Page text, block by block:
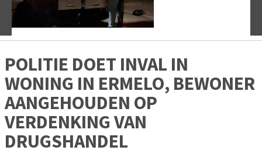
POLITIE DOET INVAL IN
WONING IN ERMELO, BEWONER
AANGEHOUDEN OP
VERDENKING VAN
DRUGSHANDEL